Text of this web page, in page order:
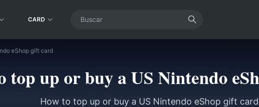
CARD
eShop gift card
top up or buy a US Nintendo
How to top up or buy a US Nintendo eShop gift card